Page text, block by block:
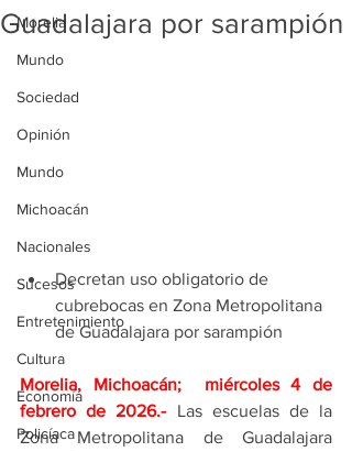
Morelia
Mundo
Sociedad
Opinión
Mundo
Michoacán
Nacionales
Sucesos
Entretenimiento
Cultura
Economía
Policíaca
Guadalajara por sarampión
Decretan uso obligatorio de
cubrebocas en Zona Metropolitana
de Guadalajara por sarampión
Morelia, Michoacán;  miércoles 4 de
febrero de 2026.- Las escuelas de la
Zona Metropolitana de Guadalajara